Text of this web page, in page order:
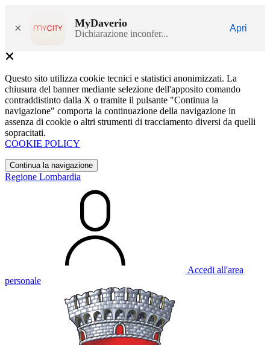
× MyDaverio
Dichiarazione inconfer...
Apri
Questo sito utilizza cookie tecnici e statistici anonimizzati. La
chiusura del banner mediante selezione dell'apposito comando
contraddistinto dalla X o tramite il pulsante "Continua la
navigazione" comporta la continuazione della navigazione in
assenza di cookie o altri strumenti di tracciamento diversi da quelli
sopracitati.
COOKIE POLICY
Continua la navigazione
Regione Lombardia
Accedi all'area
personale